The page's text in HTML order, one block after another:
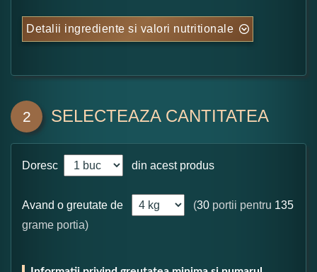
Detalii ingrediente si valori nutritionale
2 SELECTEAZA CANTITATEA
Doresc din acest produs
Avand o greutate de (30 portii pentru 135
grame portia)